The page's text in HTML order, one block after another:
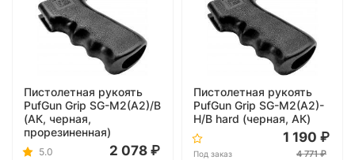
Пистолетная рукоять
PufGun Grip SG-M2(A2)/B
(АК, черная,
прорезиненная)
5.0 2 078
Пистолетная рукоять
PufGun Grip SG-M2(A2)-
H/B hard (черная, АК)
Под заказ
1 190
4 771